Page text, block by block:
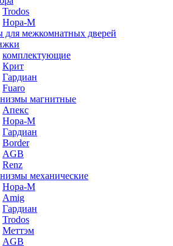
Trodos
Нора-М
межкомнатных дверей
комплектующие
Крит
Гардиан
Fuaro
магнитные
Апекс
Нора-М
Гардиан
Border
AGB
Renz
механические
Нора-М
Amig
Гардиан
Trodos
Меттэм
AGB